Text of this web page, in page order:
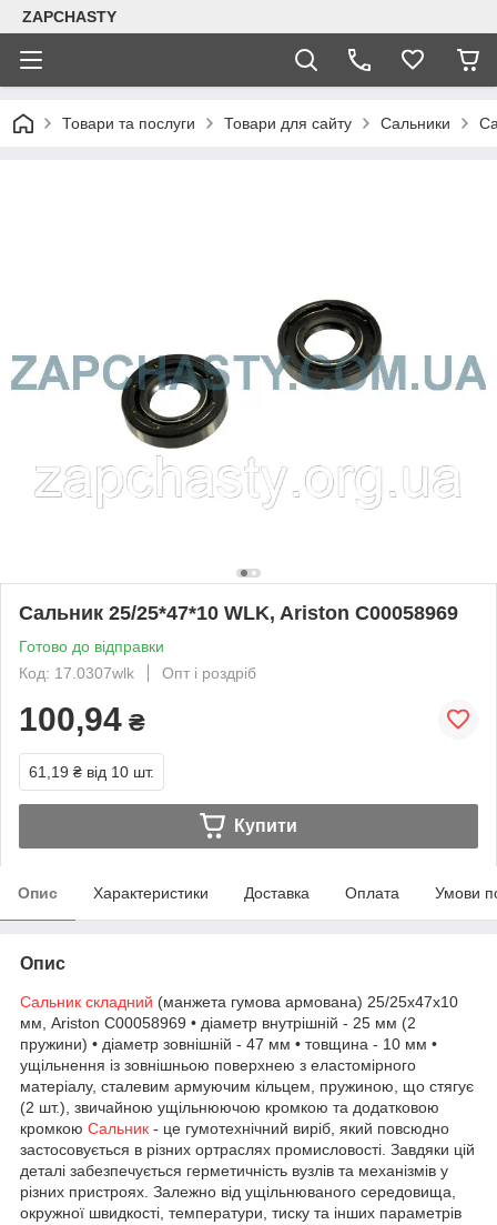
ZAPCHASTY
Товари та послуги Товари для сайту Сальники
Сальник 25/25*47*10 WLK, Ariston C00058969
Готово до відправки
Код: 17.0307wlk
Опт і роздріб
100,94 ₴
61,19 ₴ від 10 шт.
Купити
Опис Характеристики Доставка Оплата Умови
Опис
Сальник складний (манжета гумова армована) 25/25x47x10
мм, Ariston C00058969 • діаметр внутрішній - 25 мм (2
пружини) • діаметр зовнішній - 47 мм • товщина - 10 мм •
ущільнення із зовнішньою поверхнею з еластомірного
матеріалу, сталевим армуючим кільцем, пружиною, що стягує
(2 шт.), звичайною ущільнюючою кромкою та додатковою
кромкою Сальник - це гумотехнічний виріб, який повсюдно
застосовується в різних ортраслях промисловості. Завдяки цій
деталі забезпечується герметичність вузлів та механізмів у
різних пристроях. Залежно від ущільнюваного середовища,
окружної швидкості, температури, тиску та інших параметрів